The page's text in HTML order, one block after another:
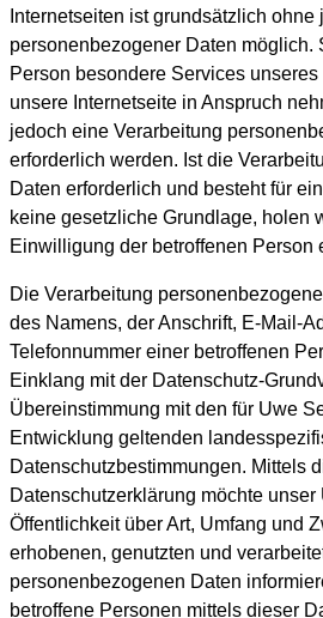
Internetseiten ist grundsätzlich ohne
personenbezogener Daten möglich.
Person besondere Services
unsere Internetseite in Anspruch
jedoch eine Verarbeitung
erforderlich werden. Ist die
Daten erforderlich und besteht für
keine gesetzliche Grundlage, holen
Einwilligung der betroffenen Person
Die Verarbeitung
des Namens, der Anschrift, E-Mail-
Telefonnummer einer betroffenen
Einklang mit der Datenschutz-
Übereinstimmung mit den für Uwe
Entwicklung geltenden
Datenschutzbestimmungen. Mittels
Datenschutzerklärung möchte
Öffentlichkeit über Art, Umfang und
erhobenen, genutzten und
personenbezogenen Daten
betroffene Personen mittels dieser